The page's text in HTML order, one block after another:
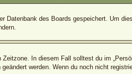
Datenbank des Boards gespeichert. Um
In diesem Fall solltest du im
werden. Wenn du noch nicht